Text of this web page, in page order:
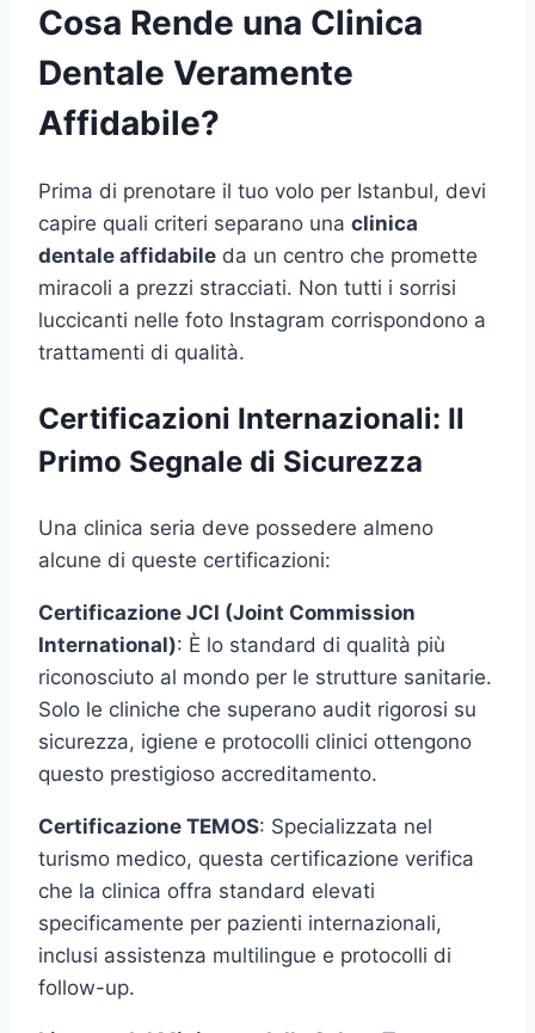
Cosa Rende una Clinica
Dentale Veramente
Affidabile?
Prima di prenotare il tuo volo per Istanbul, devi
capire quali criteri separano una clinica
dentale affidabile da un centro che promette
miracoli a prezzi stracciati. Non tutti i sorrisi
luccicanti nelle foto Instagram corrispondono a
trattamenti di qualità.
Certificazioni Internazionali: Il
Primo Segnale di Sicurezza
Una clinica seria deve possedere almeno
alcune di queste certificazioni:
Certificazione JCI (Joint Commission
International): È lo standard di qualità più
riconosciuto al mondo per le strutture sanitarie.
Solo le cliniche che superano audit rigorosi su
sicurezza, igiene e protocolli clinici ottengono
questo prestigioso accreditamento.
Certificazione TEMOS: Specializzata nel
turismo medico, questa certificazione verifica
che la clinica offra standard elevati
specificamente per pazienti internazionali,
inclusi assistenza multilingue e protocolli di
follow-up.